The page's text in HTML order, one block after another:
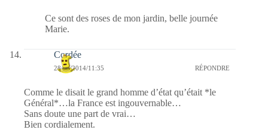
Ce sont des roses de mon jardin, belle journée
Marie.
Cordée
28/07/2014/11:35 RÉPONDRE
Comme le disait le grand homme d’état qu’était *le
Général*…la France est ingouvernable…
Sans doute une part de vrai…
Bien cordialement.